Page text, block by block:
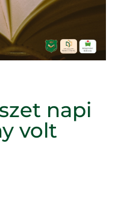
napi
volt